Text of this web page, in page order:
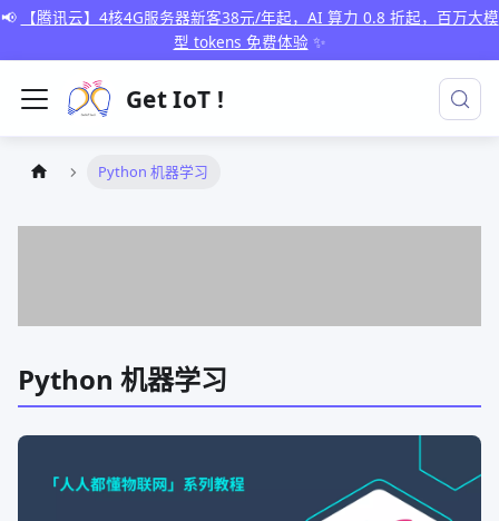
📢
【腾讯云】4核4G服务器新客38元/年起，AI 算力 0.8 折起，百万大模
型 tokens 免费体验 ✨
Get IoT !
Python 机器学习
Python 机器学习